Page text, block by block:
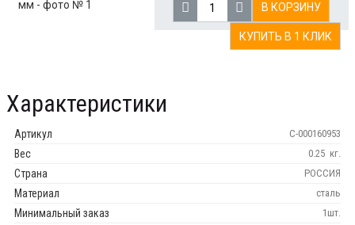
Характеристики
Артикул С-000160953
Вес кг.
0.25
Страна РОССИЯ
Материал сталь
Минимальный заказ 1шт.
В КОРЗИНУ
КУПИТЬ В 1 КЛИК